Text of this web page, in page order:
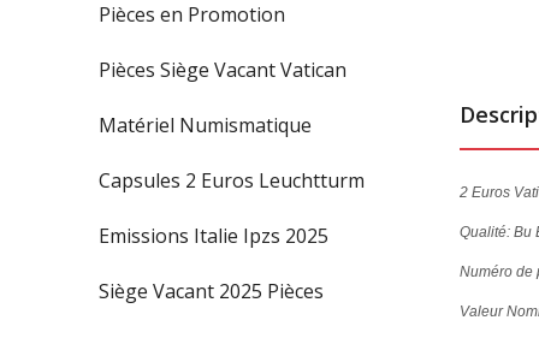
2 Euros
Qualité: Bu
Numéro de
Valeur
Pièces en Promotion
Pièces Siège Vacant Vatican
Matériel Numismatique
Capsules 2 Euros Leuchtturm
Emissions Italie Ipzs 2025
Siège Vacant 2025 Pièces